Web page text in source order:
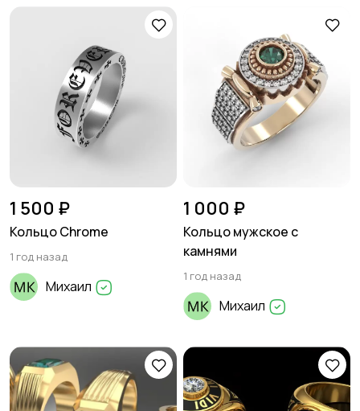
1 500 ₽
Кольцо Chrome
1 год назад
Михаил
1 000 ₽
Кольцо мужское с
камнями
1 год назад
Михаил